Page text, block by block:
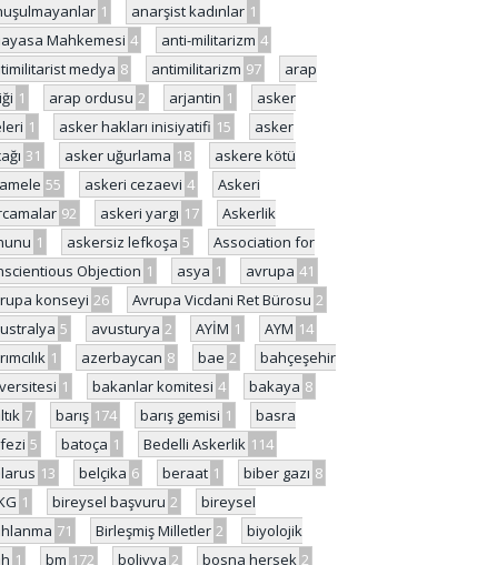
1 anarşist kadınlar 1
Mahkemesi 4 anti-militarizm 4
medya 8 antimilitarizm 97
arap
1 arap ordusu 2 arjantin 1
asker
1 asker hakları inisiyatifi 15
asker
31 asker uğurlama 18
askere kötü
55 askeri cezaevi 4
Askeri
92 askeri yargı 17
Askerlik
1 askersiz lefkoşa 5
Association for
Objection 1 asya 1 avrupa 41
konseyi 26 Avrupa Vicdani Ret Bürosu 2
5 avusturya 2 AYİM 1 AYM 14
1 azerbaycan 8 bae 2
bahçeşehir
1 bakanlar komitesi 4 bakaya 8
7 barış 174 barış gemisi 1
basra
5 batoça 1 Bedelli Askerlik 114
13 belçika 6 beraat 1 biber gazı 8
1 bireysel başvuru 2
bireysel
71 Birleşmiş Milletler 2
biyolojik
1 bm 172 bolivya 2 bosna hersek 2